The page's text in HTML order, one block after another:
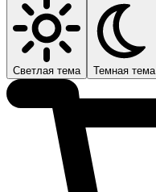
Светлая тема Темная тема